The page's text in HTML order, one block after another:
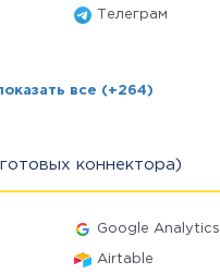
Телеграм
все (+264)
коннектора)
Google Analytics
Airtable